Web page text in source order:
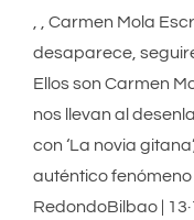
, , Carmen Mola
desaparece,
Ellos son Carmen
nos llevan al
con ‘La novia
auténtico
RedondoBilbao |